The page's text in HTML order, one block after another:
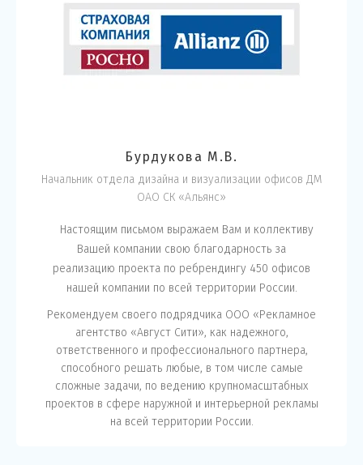
Бурдукова М.В.
Начальник отдела дизайна и визуализации офисов ДМ
ОАО СК «Альянс»
Настоящим письмом выражаем Вам и коллективу
Вашей компании свою благодарность за
реализацию проекта по ребрендингу 450 офисов
нашей компании по всей территории России.
Рекомендуем своего подрядчика ООО «Рекламное
агентство «Август Сити», как надежного,
ответственного и профессионального партнера,
способного решать любые, в том числе самые
сложные задачи, по ведению крупномасштабных
проектов в сфере наружной и интерьерной рекламы
на всей территории России.